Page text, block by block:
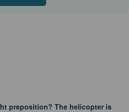
preposition? The helicopter is